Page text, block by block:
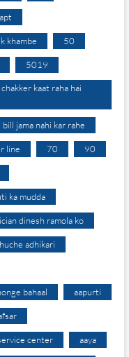
khambe 50
5019
kaat raha hai
jama nahi kar rahe
line 70 90
ka mudda
dinesh ramola ko
adhikari
bahaal aapurti
center aaya